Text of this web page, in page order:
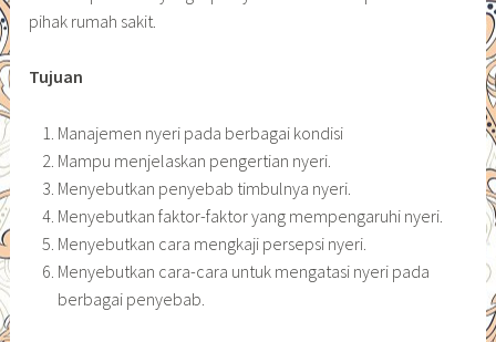
pihak rumah sakit.
Tujuan
Manajemen nyeri pada berbagai kondisi
Mampu menjelaskan pengertian nyeri.
Menyebutkan penyebab timbulnya nyeri.
Menyebutkan faktor-faktor yang mempengaruhi nyeri.
Menyebutkan cara mengkaji persepsi nyeri.
Menyebutkan cara-cara untuk mengatasi nyeri pada
berbagai penyebab.